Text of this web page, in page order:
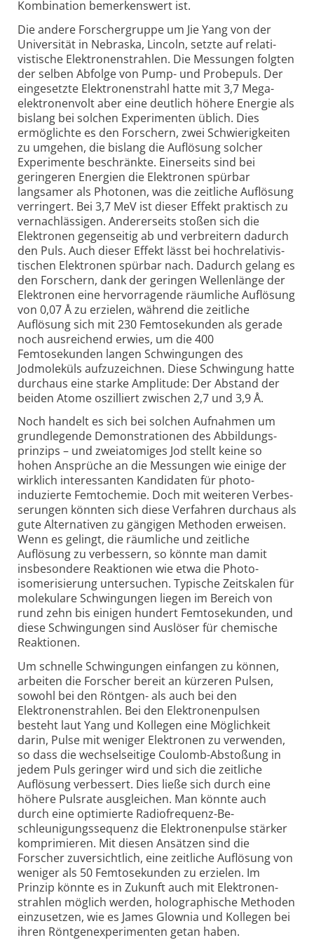
Kombination bemerkens­wert ist.
Die andere Forscher­gruppe um Jie Yang von der
Universität in Nebraska, Lincoln, setzte auf relati­
vistische Elektronen­strahlen. Die Messungen folgten
der selben Abfolge von Pump- und Probepuls. Der
eingesetzte Elektronenstrahl hatte mit 3,7 Mega­
elektronen­volt aber eine deutlich höhere Energie als
bislang bei solchen Experimenten üblich. Dies
ermöglichte es den Forschern, zwei Schwierig­keiten
zu umgehen, die bislang die Auflösung solcher
Experimente beschränkte. Einerseits sind bei
geringeren Energien die Elektronen spürbar
langsamer als Photonen, was die zeitliche Auflösung
verringert. Bei 3,7 MeV ist dieser Effekt praktisch zu
vernach­lässigen. Andererseits stoßen sich die
Elektronen gegenseitig ab und verbreitern dadurch
den Puls. Auch dieser Effekt lässt bei hoch­relativis­
tischen Elektronen spürbar nach. Dadurch gelang es
den Forschern, dank der geringen Wellenlänge der
Elektronen eine hervor­ragende räumliche Auflösung
von 0,07 Å zu erzielen, während die zeitliche
Auflösung sich mit 230 Femto­sekunden als gerade
noch ausreichend erwies, um die 400
Femtosekunden langen Schwingungen des
Jodmoleküls aufzu­zeichnen. Diese Schwingung hatte
durchaus eine starke Amplitude: Der Abstand der
beiden Atome oszilliert zwischen 2,7 und 3,9 Å.
Noch handelt es sich bei solchen Aufnahmen um
grundlegende Demonstra­tionen des Abbildungs­
prinzips – und zweiatomiges Jod stellt keine so
hohen Ansprüche an die Messungen wie einige der
wirklich interes­santen Kandidaten für photo­
induzierte Femtochemie. Doch mit weiteren Verbes­
serungen könnten sich diese Verfahren durchaus als
gute Alter­nativen zu gängigen Methoden erweisen.
Wenn es gelingt, die räumliche und zeitliche
Auflösung zu verbessern, so könnte man damit
insbesondere Reaktionen wie etwa die Photo­
isomerisierung untersuchen. Typische Zeit­skalen für
molekulare Schwingungen liegen im Bereich von
rund zehn bis einigen hundert Femto­sekunden, und
diese Schwingungen sind Auslöser für chemische
Reaktionen.
Um schnelle Schwingungen einfangen zu können,
arbeiten die Forscher bereit an kürzeren Pulsen,
sowohl bei den Röntgen- als auch bei den
Elektronen­strahlen. Bei den Elektronen­pulsen
besteht laut Yang und Kollegen eine Möglich­keit
darin, Pulse mit weniger Elektronen zu verwenden,
so dass die wechselseitige Coulomb-Abstoßung in
jedem Puls geringer wird und sich die zeitliche
Auflösung verbessert. Dies ließe sich durch eine
höhere Pulsrate ausgleichen. Man könnte auch
durch eine optimierte Radio­frequenz-Be­
schleunigungs­sequenz die Elektronen­pulse stärker
komprimieren. Mit diesen Ansätzen sind die
Forscher zuversichtlich, eine zeitliche Auflösung von
weniger als 50 Femto­sekunden zu erzielen. Im
Prinzip könnte es in Zukunft auch mit Elektronen­
strahlen möglich werden, holo­graphische Methoden
einzusetzen, wie es James Glownia und Kollegen bei
ihren Röntgen­experimenten getan haben.